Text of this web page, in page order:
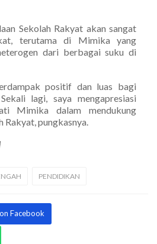
Sekolah Rakyat akan sangat
terutama di Mimika yang
dari berbagai suku di
positif dan luas bagi
lagi, saya mengapresiasi
Mimika dalam mendukung
Rakyat, pungkasnya.
PENDIDIKAN
Facebook